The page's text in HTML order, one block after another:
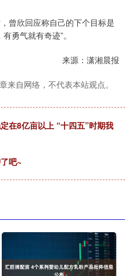
曾欣回应称自己的下个目标是
勇气就有奇迹”。
来源：潇湘晨报
来自网络，不代表本站观点。
在8亿亩以上 “十四五”时期我
吧~